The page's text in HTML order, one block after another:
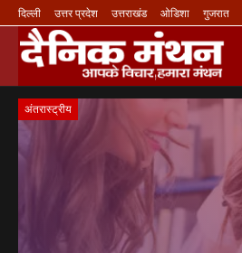
दिल्ली उत्तर प्रदेश उत्तराखंड ओडिशा गुजरात
अंतरास्ट्रीय